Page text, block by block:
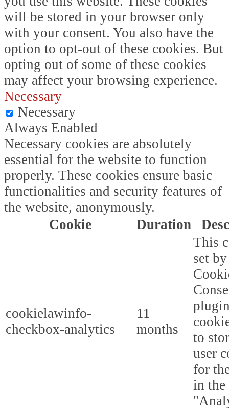
will be stored in your browser only
with your consent. You also have the
option to opt-out of these cookies. But
opting out of some of these cookies
may affect your browsing experience.
Necessary
Necessary
Always Enabled
Necessary cookies are absolutely
essential for the website to function
properly. These cookies ensure basic
functionalities and security features of
the website, anonymously.
Cookie
Duration
cookielawinfo-
checkbox-analytics
11
months
This
set
to
user
for
in the